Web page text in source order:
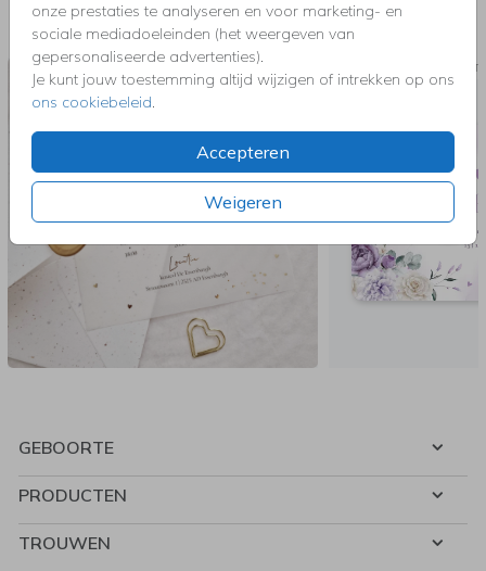
onze prestaties te analyseren en voor marketing- en
sociale mediadoeleinden (het weergeven van
gepersonaliseerde advertenties).
Je kunt jouw toestemming altijd wijzigen of intrekken op ons
ons cookiebeleid.
Accepteren
Weigeren
Nog meer in deze stijl voor jou
SAVE
GEBOORTE
PRODUCTEN
TROUWEN